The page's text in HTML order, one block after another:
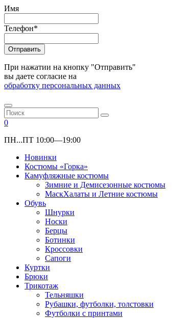
Имя
Телефон*
Отправить
При нажатии на кнопку "Отправить"
вы даете согласие на
обработку персональных данных
0
ПН...ПТ 10:00—19:00
Новинки
Костюмы «Горка»
Камуфляжные костюмы
Зимние и Демисезонные костюмы
МаскХалаты и Летние костюмы
Обувь
Шнурки
Носки
Берцы
Ботинки
Кроссовки
Сапоги
Куртки
Брюки
Трикотаж
Тельняшки
Рубашки, футболки, толстовки
Футболки с принтами